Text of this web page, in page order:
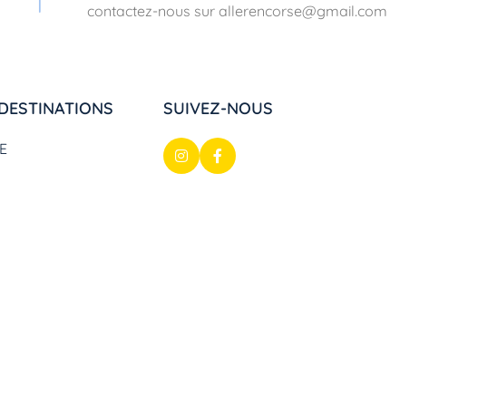
contactez-nous sur allerencorse@gmail.com
SUIVEZ-NOUS